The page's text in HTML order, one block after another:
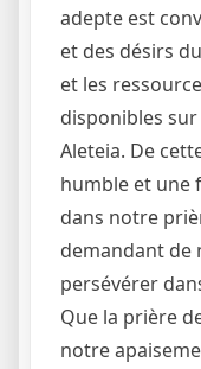
adepte est
et des désirs
et les
disponibles
Aleteia. De
humble et une
dans notre
demandant de
persévérer
Que la prière
notre